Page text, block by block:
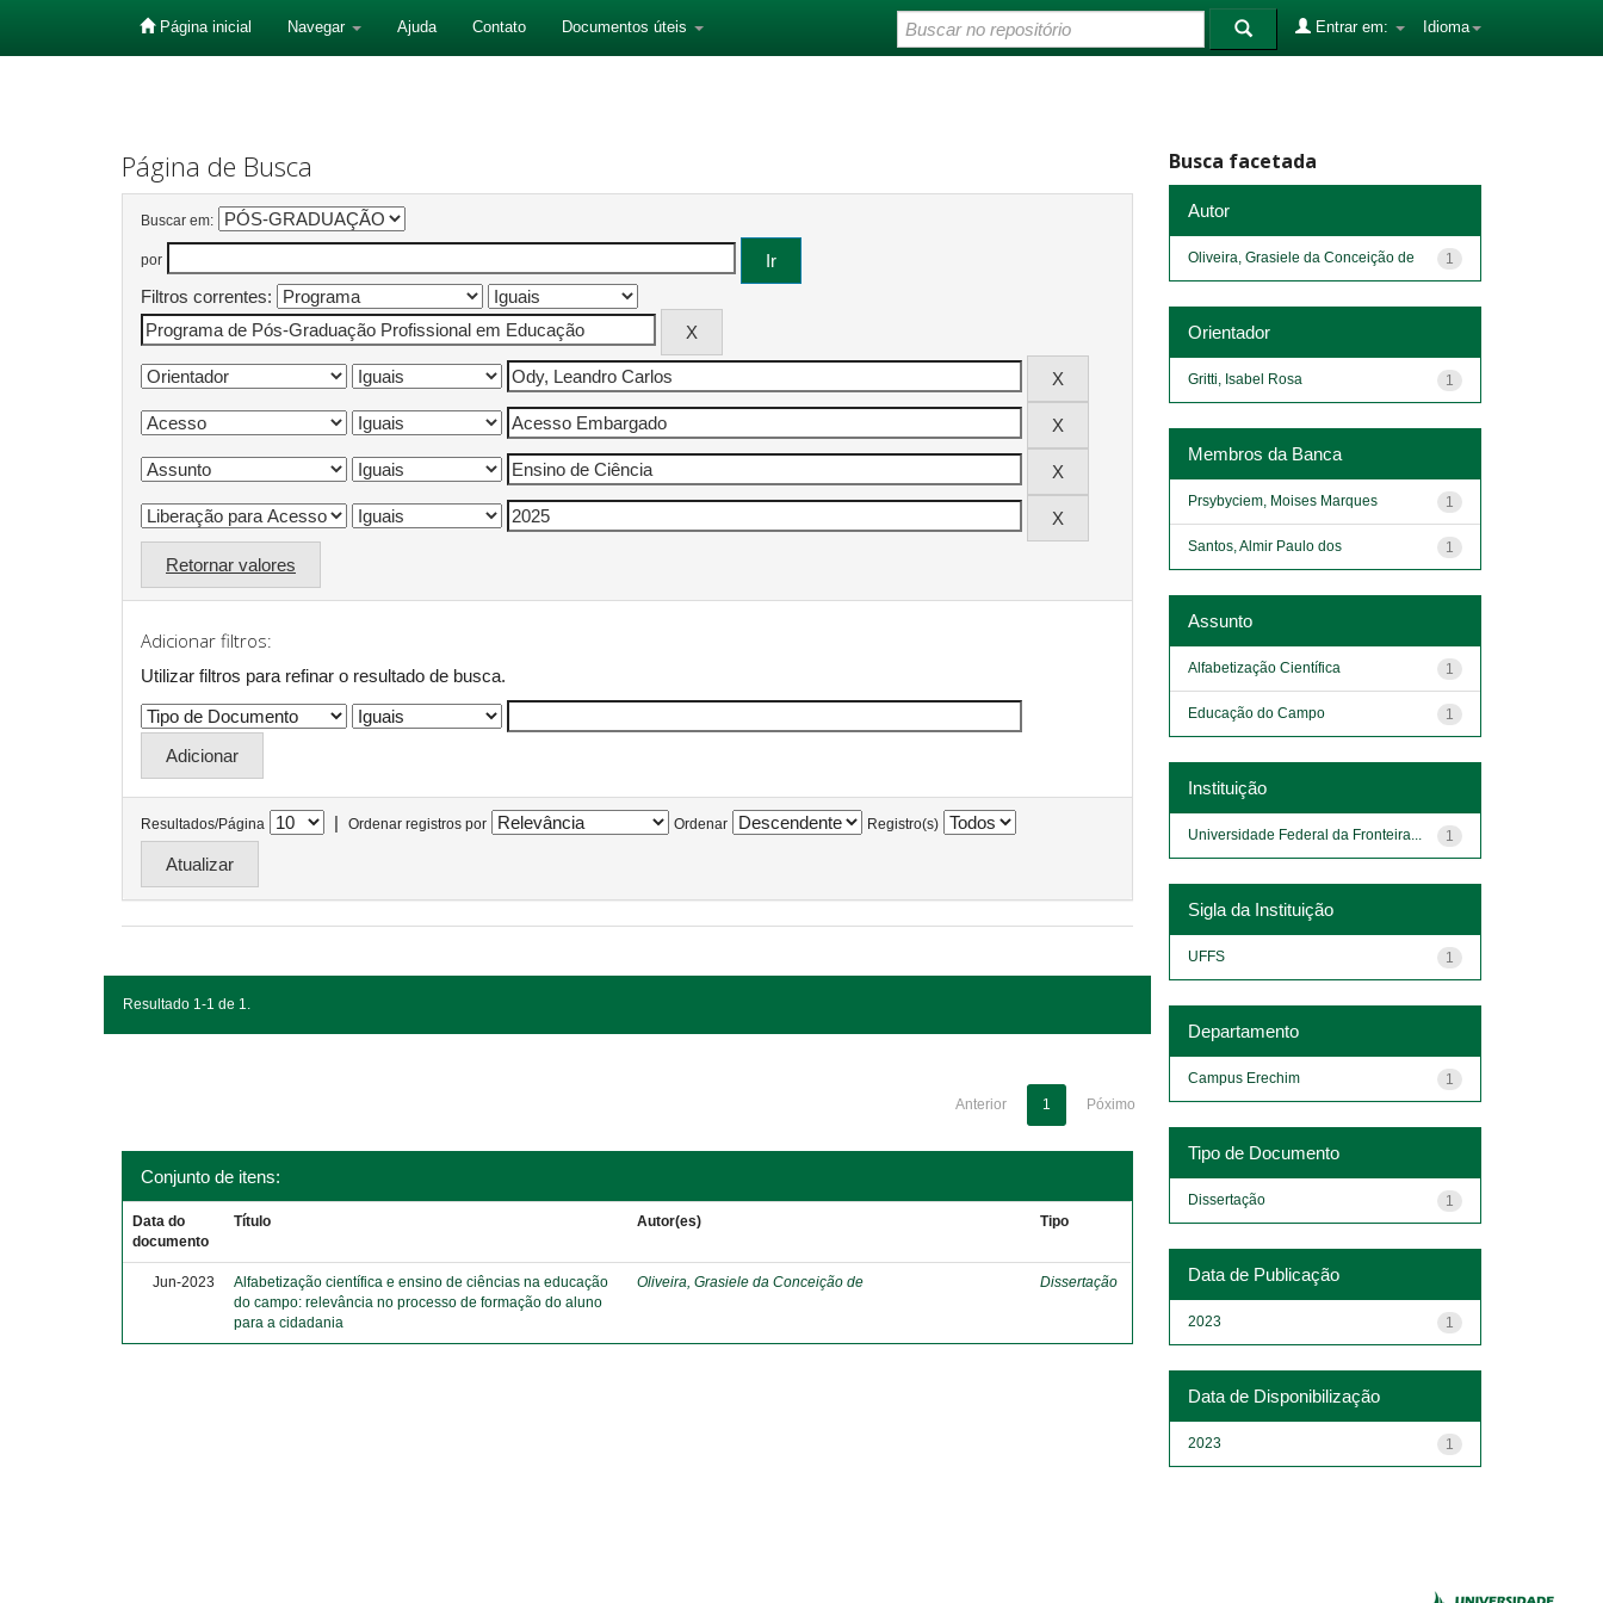
Página inicial Navegar Ajuda Contato Documentos úteis Idioma
Entrar em:
Página de Busca
Buscar em:
por
Filtros correntes:
Retornar valores
Adicionar filtros:
Utilizar filtros para refinar o resultado de busca.
Resultados/Página | Ordenar registros por Ordenar Registro(s)
Resultado 1-1 de 1.
Anterior 1 Póximo
Conjunto de itens:
Data do
documento
Título Autor(es) Tipo
Jun-2023
Alfabetização científica e ensino de ciências na educação
do campo: relevância no processo de formação do aluno
para a cidadania
Oliveira, Grasiele da Conceição de Dissertação
Busca facetada
Autor
1
Oliveira, Grasiele da Conceição de
Orientador
1
Gritti, Isabel Rosa
Membros da Banca
1
Prsybyciem, Moises Marques
1
Santos, Almir Paulo dos
Assunto
1
Alfabetização Científica
1
Educação do Campo
Instituição
1
Universidade Federal da Fronteira...
Sigla da Instituição
1
UFFS
Departamento
1
Campus Erechim
Tipo de Documento
1
Dissertação
Data de Publicação
1
2023
Data de Disponibilização
1
2023